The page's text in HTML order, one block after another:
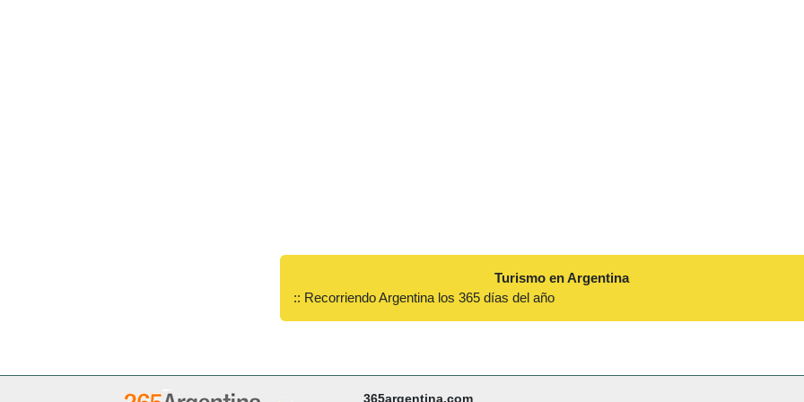
Turismo en Argentina
:: Recorriendo Argentina los 365 días del año
365argentina.com